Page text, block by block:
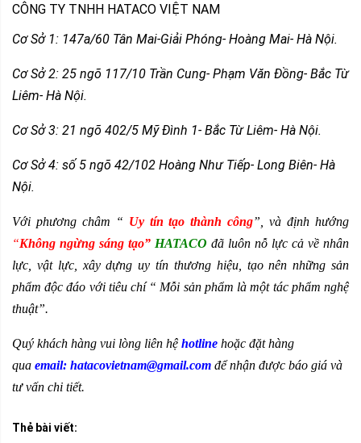
CÔNG TY TNHH HATACO VIỆT NAM
Cơ Sở 1: 147a/60 Tân Mai-Giải Phóng- Hoàng Mai- Hà Nội.
Cơ Sở 2: 25 ngõ 117/10 Trần Cung- Phạm Văn Đồng- Bắc Từ
Liêm- Hà Nội.
Cơ Sở 3: 21 ngõ 402/5 Mỹ Đình 1- Bắc Từ Liêm- Hà Nội.
Cơ Sở 4: số 5 ngõ 42/102 Hoàng Như Tiếp- Long Biên- Hà
Nội.
Với phương châm “ Uy tín tạo thành công”, và định hướng
“Không ngừng sáng tạo” HATACO đã luôn nỗ lực cả về nhân
lực, vật lực, xây dựng uy tín thương hiệu, tạo nên những sản
phẩm độc đáo với tiêu chí “ Mỗi sản phẩm là một tác phẩm nghệ
thuật”.
Quý khách hàng vui lòng liên hệ hotline hoặc đặt hàng
qua email: hatacovietnam@gmail.com để nhận được báo giá và
tư vấn chi tiết.
Thẻ bài viết: